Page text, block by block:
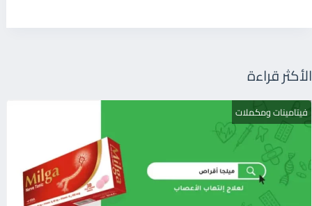
الأكثر قراءة
فيتامينات ومكملات